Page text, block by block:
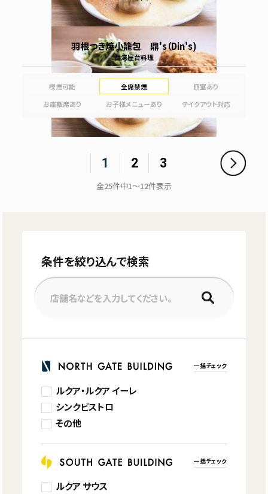
羽根つき焼小籠包 鼎's（Din's)
台湾屋台料理
喫煙可能 全席禁煙
個室あり
お座敷席あり
お子様メニューあり テイクアウト対応
1 2 3
全25件中1～12件表示
条件を絞り込んで検索
店舗名などを入力してください。
一括チェック
ルクア・ルクア イーレ
シンクビストロ
その他
一括チェック
ルクア サウス